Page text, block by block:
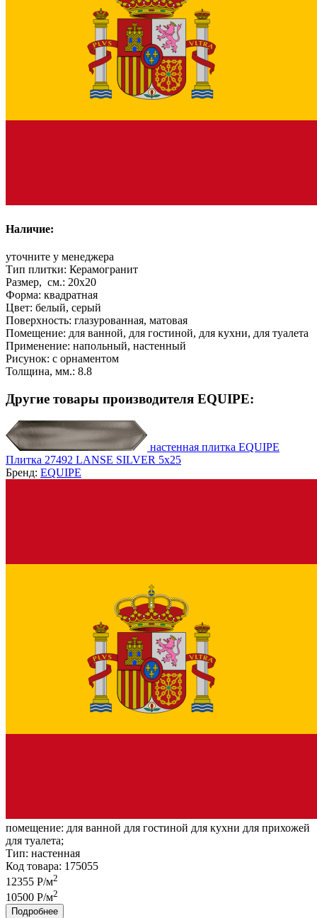
Наличие:
уточните у менеджера
Тип плитки: Керамогранит
Размер, см.: 20x20
Форма: квадратная
Цвет: белый, серый
Поверхность: глазурованная, матовая
Помещение: для ванной, для гостиной, для кухни, для туалета
Применение: напольный, настенный
Рисунок: с орнаментом
Толщина, мм.: 8.8
Другие товары производителя EQUIPE:
настенная плитка EQUIPE
Плитка 27492 LANSE SILVER 5x25
Бренд: EQUIPE
помещение: для ванной для гостиной для кухни для прихожей
для туалета;
Тип: настенная
Код товара: 175055
12355 Р/м2
10500 Р/м2
Подробнее